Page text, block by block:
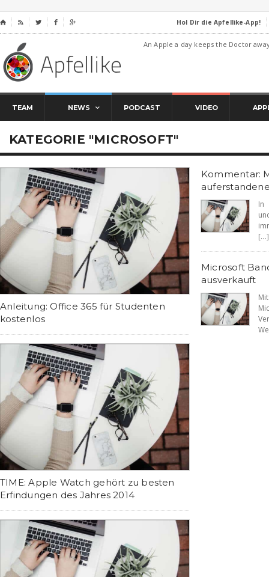
⌂     Hol Dir die Apfellike-App!
An Apple a day keeps the Doctor
TEAM NEWS PODCAST VIDEO
KATEGORIE "MICROSOFT"
Anleitung: Office 365 für Studenten
kostenlos
TIME: Apple Watch gehört zu besten
Erfindungen des Jahres 2014
Kommentar:
In
[...]
Microsoft
ausverkauft